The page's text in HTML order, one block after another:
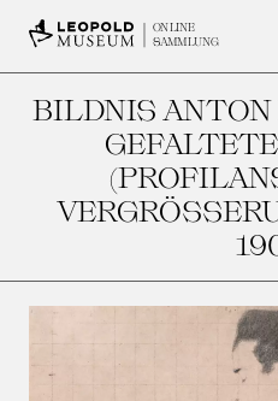
ONLINE
SAMMLUNG
BILDNIS